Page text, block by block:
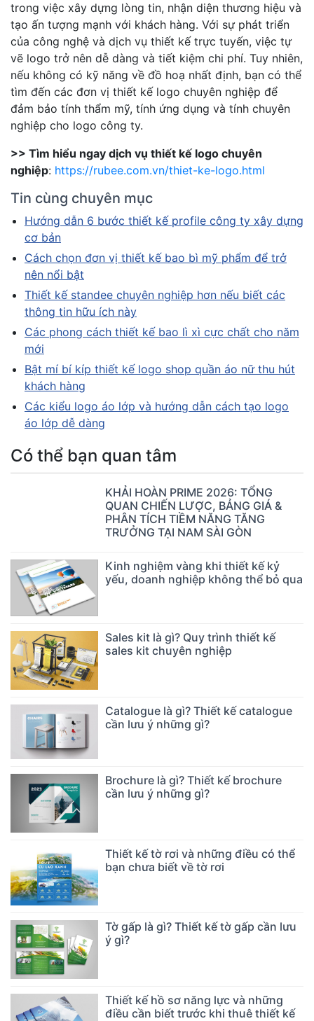
trong việc xây dựng lòng tin, nhận diện thương hiệu và
tạo ấn tượng mạnh với khách hàng. Với sự phát triển
của công nghệ và dịch vụ thiết kế trực tuyến, việc tự
vẽ logo trở nên dễ dàng và tiết kiệm chi phí. Tuy nhiên,
nếu không có kỹ năng về đồ hoạ nhất định, bạn có thể
tìm đến các đơn vị thiết kế logo chuyên nghiệp để
đảm bảo tính thẩm mỹ, tính ứng dụng và tính chuyên
nghiệp cho logo công ty.
>> Tìm hiểu ngay dịch vụ thiết kế logo chuyên
nghiệp: https://rubee.com.vn/thiet-ke-logo.html
Tin cùng chuyên mục
Hướng dẫn 6 bước thiết kế profile công ty xây dựng
cơ bản
Cách chọn đơn vị thiết kế bao bì mỹ phẩm để trở
nên nổi bật
Thiết kế standee chuyên nghiệp hơn nếu biết các
thông tin hữu ích này
Các phong cách thiết kế bao lì xì cực chất cho năm
mới
Bật mí bí kíp thiết kế logo shop quần áo nữ thu hút
khách hàng
Các kiểu logo áo lớp và hướng dẫn cách tạo logo
áo lớp dễ dàng
Có thể bạn quan tâm
KHẢI HOÀN PRIME 2026: TỔNG
QUAN CHIẾN LƯỢC, BẢNG GIÁ &
PHÂN TÍCH TIỀM NĂNG TĂNG
TRƯỞNG TẠI NAM SÀI GÒN
Kinh nghiệm vàng khi thiết kế kỷ
yếu, doanh nghiệp không thể bỏ qua
Sales kit là gì? Quy trình thiết kế
sales kit chuyên nghiệp
Catalogue là gì? Thiết kế catalogue
cần lưu ý những gì?
Brochure là gì? Thiết kế brochure
cần lưu ý những gì?
Thiết kế tờ rơi và những điều có thể
bạn chưa biết về tờ rơi
Tờ gấp là gì? Thiết kế tờ gấp cần lưu
ý gì?
Thiết kế hồ sơ năng lực và những
điều cần biết trước khi thuê thiết kế